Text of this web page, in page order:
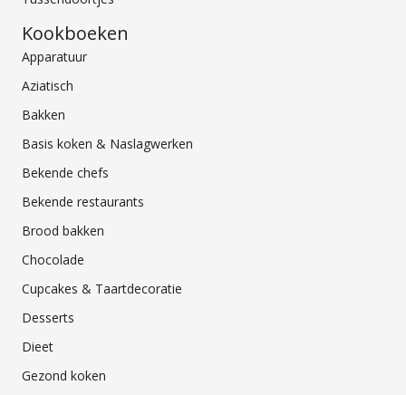
Kookboeken
Apparatuur
Aziatisch
Bakken
Basis koken & Naslagwerken
Bekende chefs
Bekende restaurants
Brood bakken
Chocolade
Cupcakes & Taartdecoratie
Desserts
Dieet
Gezond koken